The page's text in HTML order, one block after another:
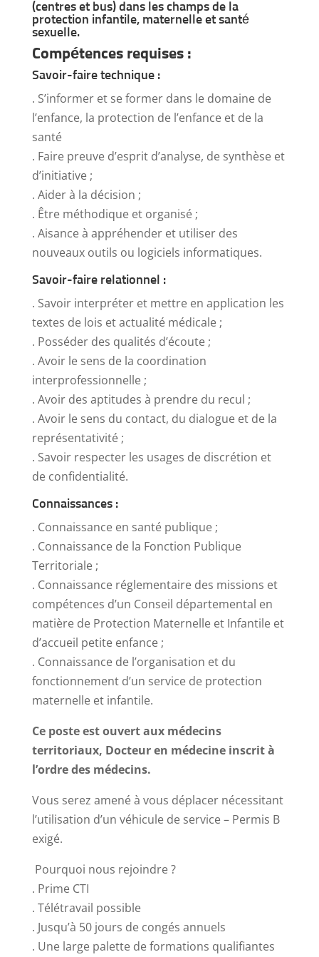
(centres et bus) dans les champs de la
protection infantile, maternelle et santé
sexuelle.
Compétences requises :
Savoir-faire technique :
. S’informer et se former dans le domaine de
l’enfance, la protection de l’enfance et de la
santé
. Faire preuve d’esprit d’analyse, de synthèse et
d’initiative ;
. Aider à la décision ;
. Être méthodique et organisé ;
. Aisance à appréhender et utiliser des
nouveaux outils ou logiciels informatiques.
Savoir-faire relationnel :
. Savoir interpréter et mettre en application les
textes de lois et actualité médicale ;
. Posséder des qualités d’écoute ;
. Avoir le sens de la coordination
interprofessionnelle ;
. Avoir des aptitudes à prendre du recul ;
. Avoir le sens du contact, du dialogue et de la
représentativité ;
. Savoir respecter les usages de discrétion et
de confidentialité.
Connaissances :
. Connaissance en santé publique ;
. Connaissance de la Fonction Publique
Territoriale ;
. Connaissance réglementaire des missions et
compétences d’un Conseil départemental en
matière de Protection Maternelle et Infantile et
d’accueil petite enfance ;
. Connaissance de l’organisation et du
fonctionnement d’un service de protection
maternelle et infantile.
Ce poste est ouvert aux médecins
territoriaux, Docteur en médecine inscrit à
l’ordre des médecins.
Vous serez amené à vous déplacer nécessitant
l’utilisation d’un véhicule de service – Permis B
exigé.
Pourquoi nous rejoindre ?
. Prime CTI
. Télétravail possible
. Jusqu’à 50 jours de congés annuels
. Une large palette de formations qualifiantes